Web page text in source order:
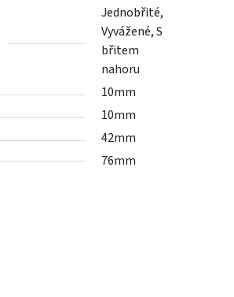
Jednobřité,
Vyvážené, S
břitem
nahoru
10mm
10mm
42mm
76mm